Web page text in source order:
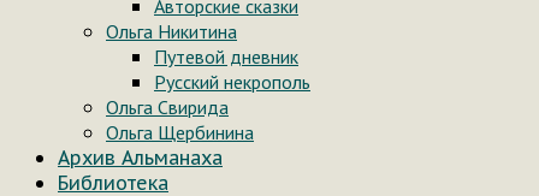
Авторские сказки
Ольга Никитина
Путевой дневник
Русский некрополь
Ольга Свирида
Ольга Щербинина
Архив Альманаха
Библиотека